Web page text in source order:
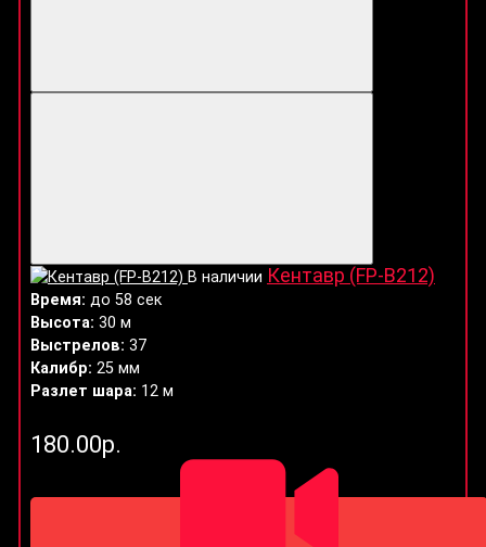
В наличии Кентавр (FP-B212)
Время: до 58 сек
Высота: 30 м
Выстрелов: 37
Калибр: 25 мм
Разлет шара: 12 м
180.00р.